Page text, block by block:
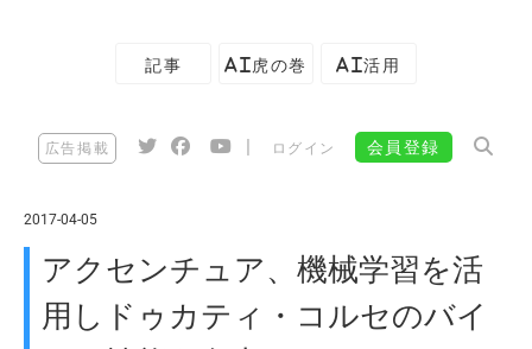
記事 AI虎の巻 AI活用
広告掲載 ログイン 会員登録
2017-04-05
アクセンチュア、機械学習を活
用しドゥカティ・コルセのバイ